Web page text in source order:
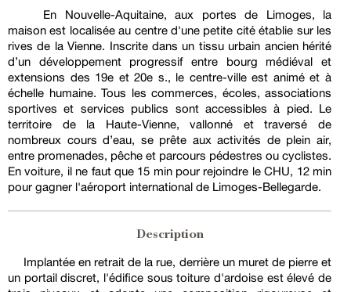
En Nouvelle-Aquitaine, aux portes de Limoges, la
maison est localisée au centre d'une petite cité établie sur les
rives de la Vienne. Inscrite dans un tissu urbain ancien hérité
d’un développement progressif entre bourg médiéval et
extensions des 19e et 20e s., le centre-ville est animé et à
échelle humaine. Tous les commerces, écoles, associations
sportives et services publics sont accessibles à pied. Le
territoire de la Haute-Vienne, vallonné et traversé de
nombreux cours d’eau, se prête aux activités de plein air,
entre promenades, pêche et parcours pédestres ou cyclistes.
En voiture, il ne faut que 15 min pour rejoindre le CHU, 12 min
pour gagner l'aéroport international de Limoges-Bellegarde.
Description
Implantée en retrait de la rue, derrière un muret de pierre et
un portail discret, l'édifice sous toiture d'ardoise est élevé de